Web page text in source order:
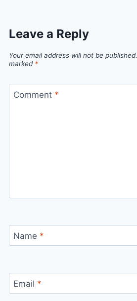
Leave a Reply
Your email address will not be published.
marked *
Comment *
Name *
Email *